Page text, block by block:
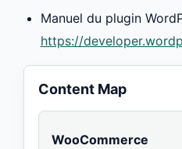
Manuel du plugin
https://
Content Map
WooCommerce